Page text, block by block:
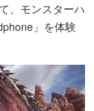
、モンスターハ
」を体験